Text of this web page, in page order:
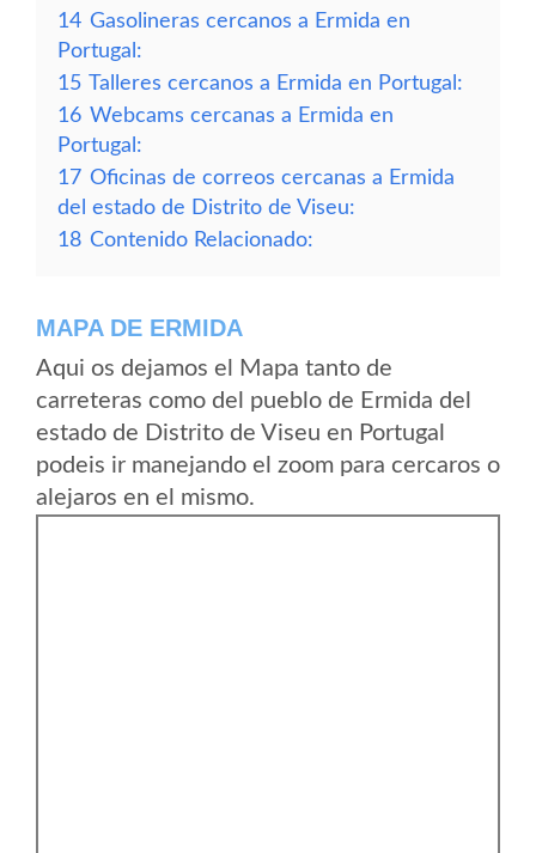
14 Gasolineras cercanos a Ermida en
Portugal:
15 Talleres cercanos a Ermida en Portugal:
16 Webcams cercanas a Ermida en
Portugal:
17 Oficinas de correos cercanas a Ermida
del estado de Distrito de Viseu:
18 Contenido Relacionado:
MAPA DE ERMIDA
Aqui os dejamos el Mapa tanto de
carreteras como del pueblo de Ermida del
estado de Distrito de Viseu en Portugal
podeis ir manejando el zoom para cercaros o
alejaros en el mismo.